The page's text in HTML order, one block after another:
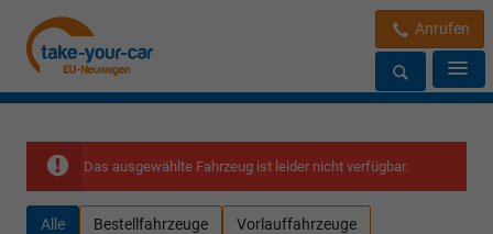
Anrufen
Das ausgewählte Fahrzeug ist leider nicht verfügbar.
Alle Bestellfahrzeuge Vorlauffahrzeuge